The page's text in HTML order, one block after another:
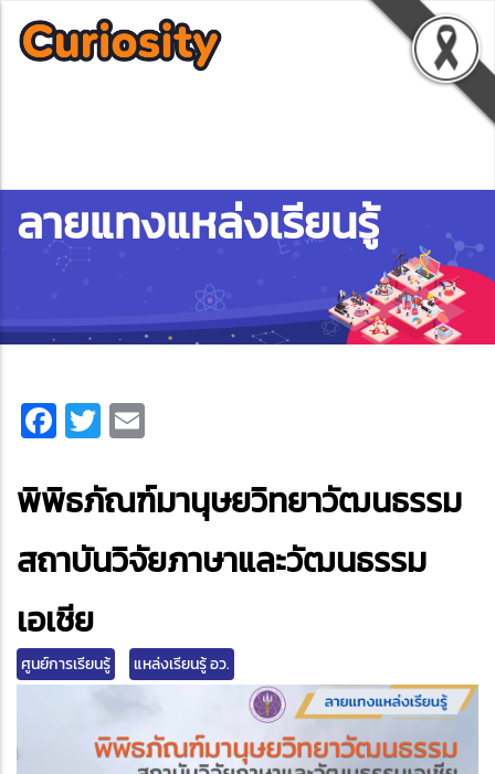
ลายแทงแหล่งเรียนรู้
Facebook
Twitter
พิพิธภัณฑ์มานุษยวิทยาวัฒนธรรม
สถาบันวิจัยภาษาและวัฒนธรรม
เอเชีย
ศูนย์การเรียนรู้ แหล่งเรียนรู้ อว.